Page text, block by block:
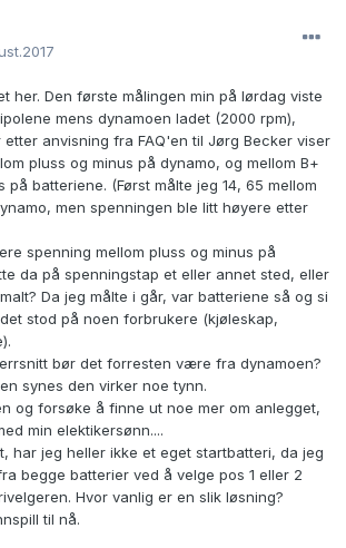
her. Den første målingen min på lørdag viste
mens dynamoen ladet (2000 rpm),
anvisning fra FAQ'en til Jørg Becker viser
pluss og minus på dynamo, og mellom B+
på batteriene. (Først målte jeg 14, 65 mellom
men spenningen ble litt høyere etter
spenning mellom pluss og minus på
da på spenningstap et eller annet sted, eller
Da jeg målte i går, var batteriene så og si
stod på noen forbrukere (kjøleskap,
bør det forresten være fra dynamoen?
synes den virker noe tynn.
og forsøke å finne ut noe mer om anlegget,
min elektikersønn....
har jeg heller ikke et eget startbatteri, da jeg
begge batterier ved å velge pos 1 eller 2
Hvor vanlig er en slik løsning?
til nå.